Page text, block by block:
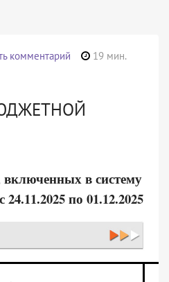
комментарий
19 мин.
в систему
по 01.12.2025